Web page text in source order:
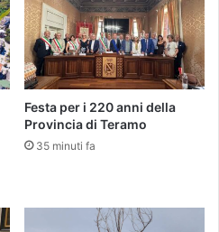
Festa per i 220 anni della
Provincia di Teramo
35 minuti fa